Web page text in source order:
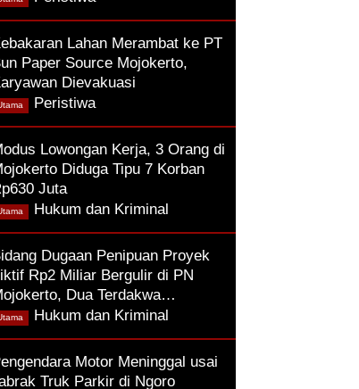
Lahan Merambat ke PT
Paper Source Mojokerto,
Dievakuasi
Peristiwa,
Lowongan Kerja, 3 Orang di
Diduga Tipu 7 Korban
Juta
Hukum dan Kriminal
Dugaan Penipuan Proyek
Rp2 Miliar Bergulir di PN
Dua Terdakwa…
Hukum dan Kriminal
Motor Meninggal usai
Truk Parkir di Ngoro